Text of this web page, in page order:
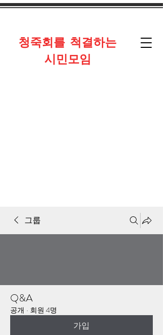
​청죽회를 척결하는
시민모임
그룹
Q&A
공개 · 회원 4명
가입